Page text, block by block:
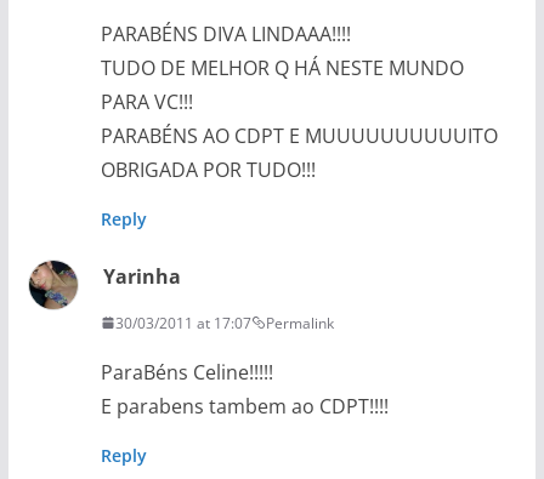
PARABÉNS DIVA LINDAAA!!!!
TUDO DE MELHOR Q HÁ NESTE MUNDO
PARA VC!!!
PARABÉNS AO CDPT E MUUUUUUUUUUITO
OBRIGADA POR TUDO!!!
Reply
Yarinha
30/03/2011 at 17:07 Permalink
ParaBéns Celine!!!!!
E parabens tambem ao CDPT!!!!
Reply